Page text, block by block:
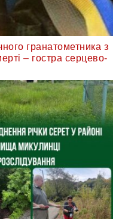
гранатометника з
– гостра серцево-